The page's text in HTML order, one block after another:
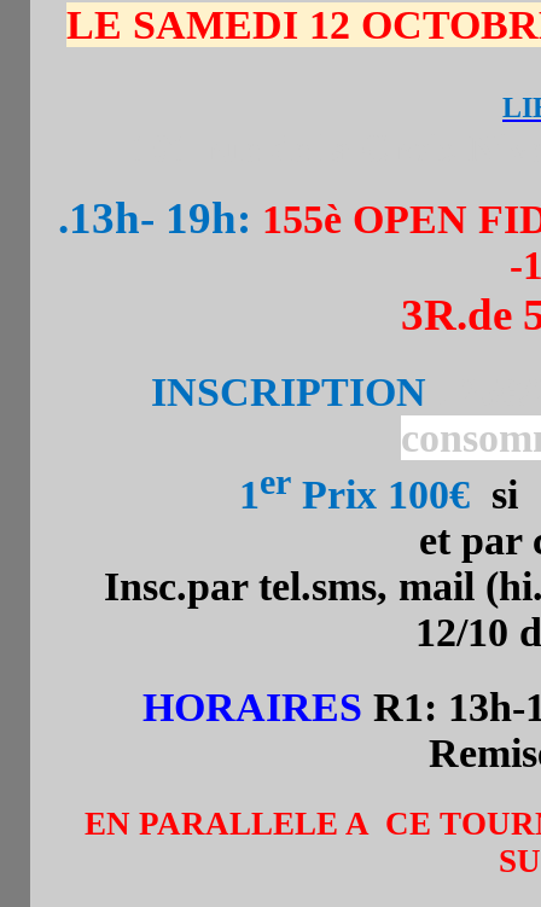
LE SAMEDI 12
.13h- 19h: 155è OPEN
-
3R.de
INSCRIPTION
1erPrix 100€si
et par
Insc.par tel.sms, mail
12/10
HORAIRES R1: 13h-
EN PARALLELE A CE